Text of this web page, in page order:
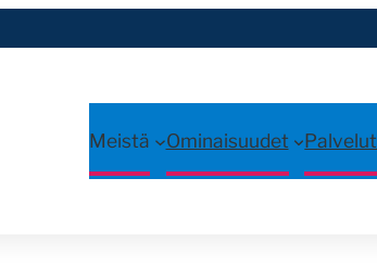
Meistä Ominaisuudet Palvelut